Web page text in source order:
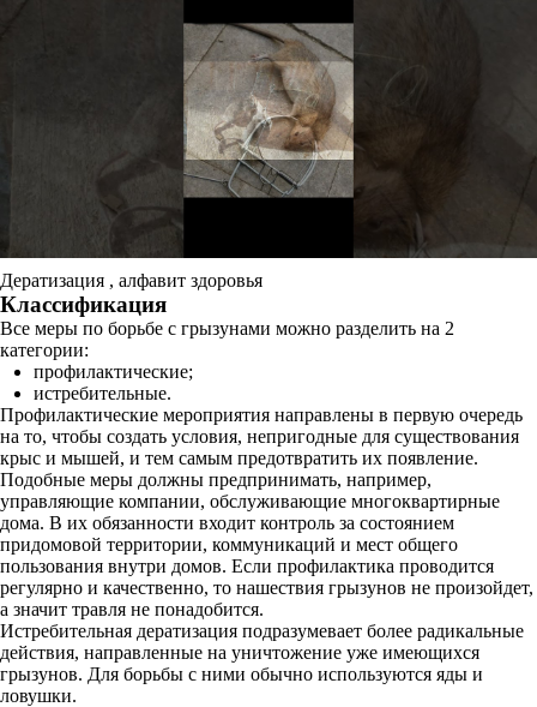
Дератизация , алфавит здоровья
Классификация
Все меры по борьбе с грызунами можно разделить на 2
категории:
профилактические;
истребительные.
Профилактические мероприятия направлены в первую очередь
на то, чтобы создать условия, непригодные для существования
крыс и мышей, и тем самым предотвратить их появление.
Подобные меры должны предпринимать, например,
управляющие компании, обслуживающие многоквартирные
дома. В их обязанности входит контроль за состоянием
придомовой территории, коммуникаций и мест общего
пользования внутри домов. Если профилактика проводится
регулярно и качественно, то нашествия грызунов не произойдет,
а значит травля не понадобится.
Истребительная дератизация подразумевает более радикальные
действия, направленные на уничтожение уже имеющихся
грызунов. Для борьбы с ними обычно используются яды и
ловушки.